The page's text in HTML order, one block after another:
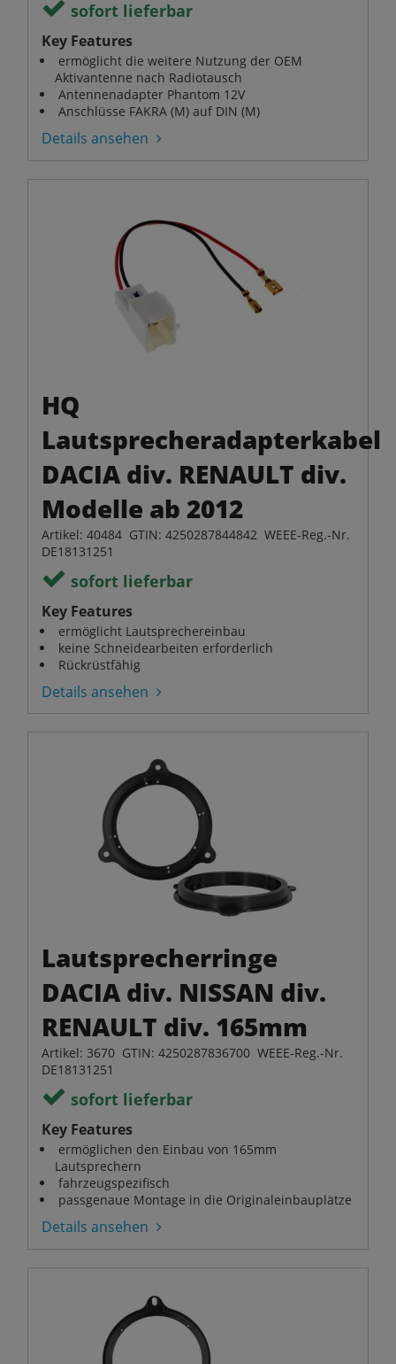
sofort lieferbar
Key Features
ermöglicht die weitere Nutzung der OEM
Aktivantenne nach Radiotausch
Antennenadapter Phantom 12V
Anschlüsse FAKRA (M) auf DIN (M)
Details ansehen
HQ
Lautsprecheradapterkabel
DACIA div. RENAULT div.
Modelle ab 2012
Artikel: 40484 GTIN: 4250287844842 WEEE-Reg.-Nr.
DE18131251
sofort lieferbar
Key Features
ermöglicht Lautsprechereinbau
keine Schneidearbeiten erforderlich
Rückrüstfähig
Details ansehen
Lautsprecherringe
DACIA div. NISSAN div.
RENAULT div. 165mm
Artikel: 3670 GTIN: 4250287836700 WEEE-Reg.-Nr.
DE18131251
sofort lieferbar
Key Features
ermöglichen den Einbau von 165mm
Lautsprechern
fahrzeugspezifisch
passgenaue Montage in die Originaleinbauplätze
Details ansehen